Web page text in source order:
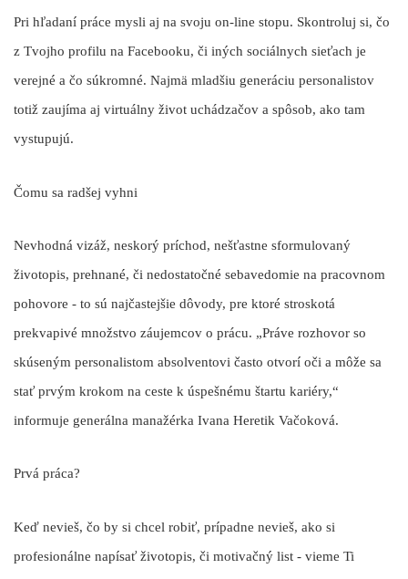
Pri hľadaní práce mysli aj na svoju on-line stopu. Skontroluj si, čo
z Tvojho profilu na Facebooku, či iných sociálnych sieťach je
verejné a čo súkromné. Najmä mladšiu generáciu personalistov
totiž zaujíma aj virtuálny život uchádzačov a spôsob, ako tam
vystupujú.
Čomu sa radšej vyhni
Nevhodná vizáž, neskorý príchod, nešťastne sformulovaný
životopis, prehnané, či nedostatočné sebavedomie na pracovnom
pohovore - to sú najčastejšie dôvody, pre ktoré stroskotá
prekvapivé množstvo záujemcov o prácu. „Práve rozhovor so
skúseným personalistom absolventovi často otvorí oči a môže sa
stať prvým krokom na ceste k úspešnému štartu kariéry,“
informuje generálna manažérka Ivana Heretik Vačoková.
Prvá práca?
Keď nevieš, čo by si chcel robiť, prípadne nevieš, ako si
profesionálne napísať životopis, či motivačný list - vieme Ti